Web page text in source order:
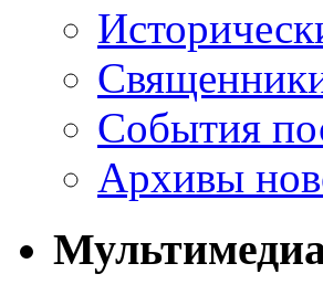
События
Архивы